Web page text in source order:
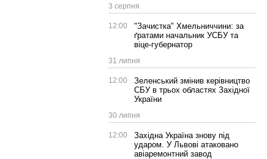
3 серпня
12:00
"Зачистка" Хмельниччини: за
ґратами начальник УСБУ та
віце-губернатор
31 липня
12:00
Зеленський змінив керівництво
СБУ в трьох областях Західної
України
30 липня
12:00
Західна Україна знову під
ударом. У Львові атаковано
авіаремонтний завод